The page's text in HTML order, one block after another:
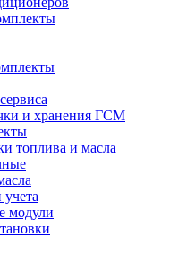
и хранения ГСМ
топлива и масла
модули